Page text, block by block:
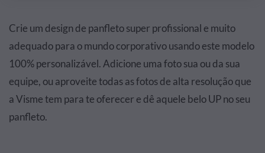
Crie um design de panfleto super profissional e muito
adequado para o mundo corporativo usando este modelo
100% personalizável. Adicione uma foto sua ou da sua
equipe, ou aproveite todas as fotos de alta resolução que
a Visme tem para te oferecer e dê aquele belo UP no seu
panfleto.